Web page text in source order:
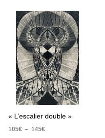
« L’escalier double »
105€ – 145€
Plage
de
prix :
105€
à
145€